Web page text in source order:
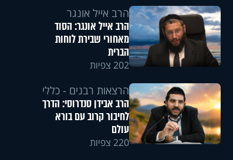
הרב אייל אונגר
הרב אייל אונגר: הסוד
מאחורי שבירת לוחות
הברית
202 צפיות
הרצאות רבנים - כללי
הרב אבידן סנדרוסי: הדרך
לחיבור קרוב עם בורא
עולם
220 צפיות